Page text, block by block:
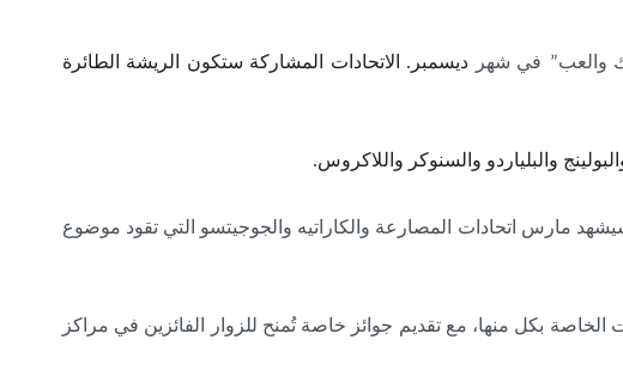
والعب” في شهر ديسمبر. الاتحادات المشاركة ستكون الريشة الطائرة
والبلياردو والسنوكر واللاكروس.
مارس اتحادات المصارعة والكاراتيه والجوجيتسو التي تقود موضوع
بكل منها، مع تقديم جوائز خاصة تُمنح للزوار الفائزين في مراكز